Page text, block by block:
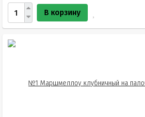
В корзину